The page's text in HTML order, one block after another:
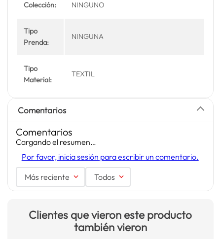
Colección: NINGUNO
Tipo
Prenda:
NINGUNA
Tipo
Material:
TEXTIL
Comentarios
Comentarios
Cargando el resumen…
Por favor, inicia sesión para escribir un comentario.
Más reciente Todos
Clientes que vieron este producto
también vieron